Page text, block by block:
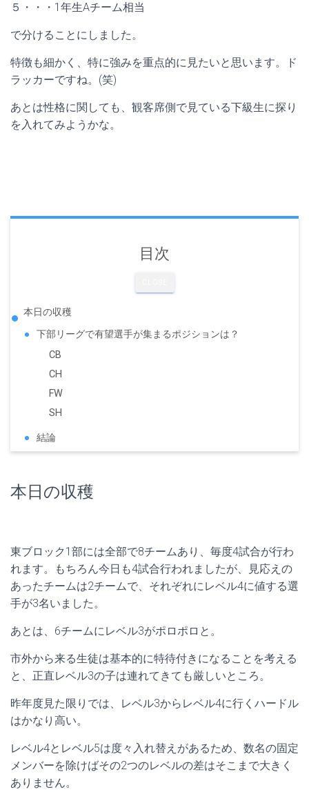
５・・・1年生Aチーム相当
で分けることにしました。
特徴も細かく、特に強みを重点的に見たいと思います。ド
ラッカーですね。(笑)
あとは性格に関しても、観客席側で見ている下級生に探り
を入れてみようかな。
目次
本日の収穫
下部リーグで有望選手が集まるポジションは？
CB
CH
FW
SH
結論
本日の収穫
東ブロック1部には全部で8チームあり、毎度4試合が行わ
れます。もちろん今日も4試合行われましたが、見応えの
あったチームは2チームで、それぞれにレベル4に値する選
手が3名いました。
あとは、6チームにレベル3がポロポロと。
市外から来る生徒は基本的に特待付きになることを考える
と、正直レベル3の子は連れてきても厳しいところ。
昨年度見た限りでは、レベル3からレベル4に行くハードル
はかなり高い。
レベル4とレベル5は度々入れ替えがあるため、数名の固定
メンバーを除けばその2つのレベルの差はそこまで大きく
ありません。